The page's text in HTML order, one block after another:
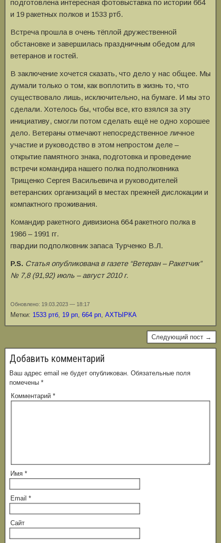
подготовлена интересная фотовыставка по истории 664
и 19 ракетных полков и 1533 ртб.
Встреча прошла в очень тёплой дружественной
обстановке и завершилась праздничным обедом для
ветеранов и гостей.
В заключение хочется сказать, что дело у нас общее. Мы
думали только о том, как воплотить в жизнь то, что
существовало лишь, исключительно, на бумаге. И мы это
сделали. Хотелось бы, чтобы все, кто взялся за эту
инициативу, смогли потом сделать ещё не одно хорошее
дело. Ветераны отмечают непосредственное личное
участие и руководство в этом непростом деле –
открытие памятного знака, подготовка и проведение
встречи командира нашего полка подполковника
Трищенко Сергея Васильевича и руководителей
ветеранских организаций в местах прежней дислокации и
компактного проживания.
Командир ракетного дивизиона 664 ракетного полка в
1986 – 1991 гг.
гвардии подполковник запаса Турченко В.Л.
P.S. Статья опубликована в газете “Ветеран – Ракетчик”
№ 7,8 (91,92) июль – август 2010 г.
Обновлено: 19.03.2023 — 18:17
Метки: 1533 ртб, 19 рп, 664 рп, АХТЫРКА
Следующий пост →
Добавить комментарий
Ваш адрес email не будет опубликован. Обязательные поля
помечены *
Комментарий *
Имя *
Email *
Сайт